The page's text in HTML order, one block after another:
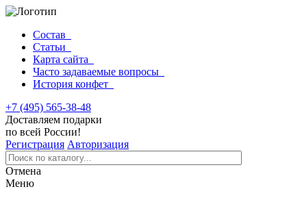
Состав
Статьи
Карта сайта
Часто задаваемые вопросы
История конфет
+7 (495) 565-38-48
Доставляем подарки
по всей России!
Регистрация Авторизация
Отмена
Меню